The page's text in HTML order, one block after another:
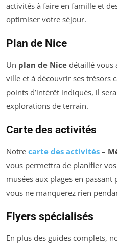
activités à faire en famille et
optimiser votre séjour.
Plan de Nice
Un plan de Nice détaillé vous
ville et à découvrir ses trésors
points d’intérêt indiqués, il
explorations de terrain.
Carte des activités
Notre carte des activités –
vous permettra de planifier
musées aux plages en
vous ne manquerez rien
Flyers spécialisés
En plus des guides complets,